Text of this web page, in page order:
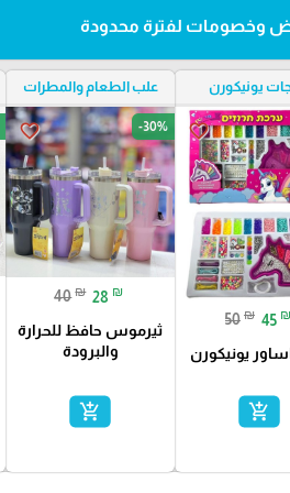
وخصومات لفترة محدودة
يونيكورن
favorite_border
50 ₪ 45 ₪
يونيكورن
add_shopping_cart
علب الطعام والمطرات
favorite_border -30%
40 ₪ 28 ₪
ثيرموس حافظ للحرارة
والبرودة
add_shopping_cart